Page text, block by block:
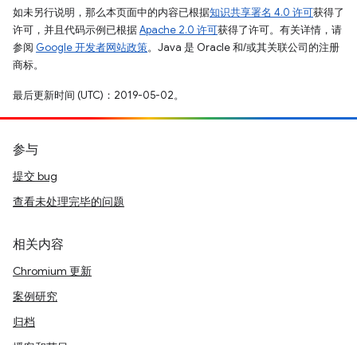
如未另行说明，那么本页面中的内容已根据知识共享署名 4.0 许可获得了
许可，并且代码示例已根据Apache 2.0 许可获得了许可。有关详情，请
参阅 Google 开发者网站政策。Java 是 Oracle 和/或其关联公司的注册
商标。
最后更新时间 (UTC)：2019-05-02。
参与
提交 bug
查看未处理完毕的问题
相关内容
Chromium 更新
案例研究
归档